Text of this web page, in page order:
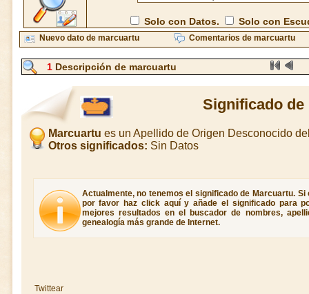
Solo con Datos. Solo con
Nuevo dato de marcuartu Comentarios de marcuartu
1 Descripción de marcuartu
Significado de
Marcuartu es un Apellido de Origen Desconocido
Otros significados: Sin Datos
Actualmente, no tenemos el significado de Marcuartu.
por favor haz click aquí y añade el significado para
mejores resultados en el buscador de nombres,
genealogía más grande de Internet.
Twittear